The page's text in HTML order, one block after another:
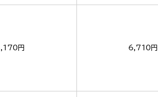
円 6,710円